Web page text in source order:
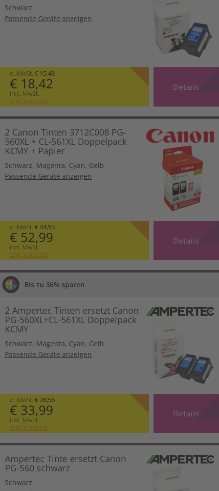
Schwarz
Passende Geräte anzeigen
o. MwSt. € 15,48
€ 18,42
inkl. MwSt.
zzgl. Versand
Details
2 Canon Tinten 3712C008 PG-
560XL + CL-561XL Doppelpack
KCMY + Papier
Schwarz, Magenta, Cyan, Gelb
Passende Geräte anzeigen
o. MwSt. € 44,53
€ 52,99
inkl. MwSt.
zzgl. Versand
Details
Bis zu 36% sparen
2 Ampertec Tinten ersetzt Canon
PG-560XL+CL-561XL Doppelpack
KCMY
Schwarz, Magenta, Cyan, Gelb
Passende Geräte anzeigen
o. MwSt. € 28,56
€ 33,99
inkl. MwSt.
zzgl. Versand
Details
Ampertec Tinte ersetzt Canon
PG-560 schwarz
Schwarz